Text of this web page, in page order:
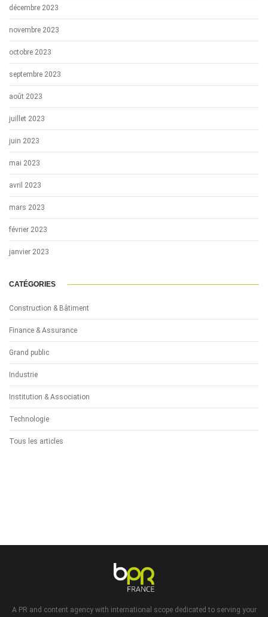
décembre 2023
novembre 2023
octobre 2023
septembre 2023
août 2023
juillet 2023
juin 2023
mai 2023
avril 2023
mars 2023
février 2023
janvier 2023
CATÉGORIES
Construction & Bâtiment
Finance & Assurance
Grand public
Industrie
Institution & Association
Technologie
Tous les articles
A PR and content agency with international scope dedicated to serving your